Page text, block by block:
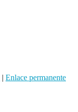
| Enlace permanente